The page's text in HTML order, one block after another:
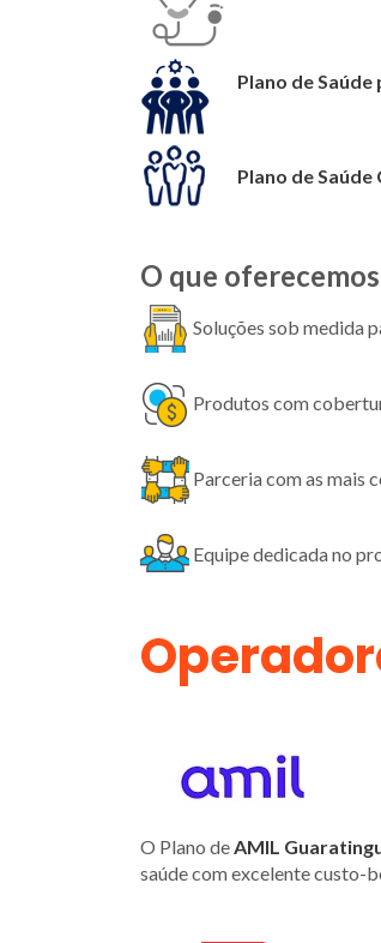
Plano de
Plano de
O que
Soluções sob medida
Produtos com
Parceria com as mais
Equipe dedicada no
O Plano deAMIL
saúde com excelente custo-